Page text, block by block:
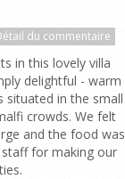
du commentaire
in this lovely villa
delightful - warm
situated in the small
crowds. We felt
and the food was
for making our